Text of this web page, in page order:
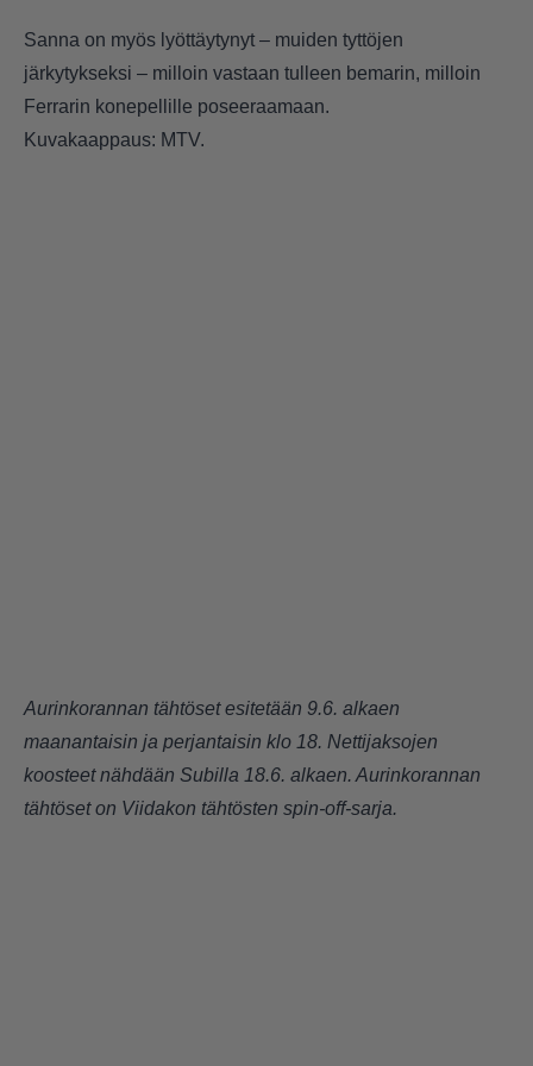
Sanna on myös lyöttäytynyt – muiden tyttöjen
järkytykseksi – milloin vastaan tulleen bemarin, milloin
Ferrarin konepellille poseeraamaan.
Kuvakaappaus: MTV.
Aurinkorannan tähtöset esitetään 9.6. alkaen
maanantaisin ja perjantaisin klo 18. Nettijaksojen
koosteet nähdään Subilla 18.6. alkaen. Aurinkorannan
tähtöset on Viidakon tähtösten spin-off-sarja.